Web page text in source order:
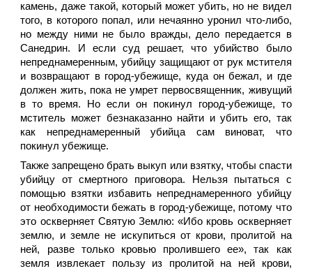
камень, даже такой, который может убить, но не видел
того, в которого попал, или нечаянно уронил что-либо,
но между ними не было вражды, дело передается в
Санедрин. И если суд решает, что убийство было
непреднамеренным, убийцу защищают от рук мстителя
и возвращают в город-убежище, куда он бежал, и где
должен жить, пока не умрет первосвященник, живущий
в то время. Но если он покинул город-убежище, то
мститель может безнаказанно найти и убить его, так
как непреднамеренный убийца сам виноват, что
покинул убежище.
Также запрещено брать выкуп или взятку, чтобы спасти
убийцу от смертного приговора. Нельзя пытаться с
помощью взятки избавить непреднамеренного убийцу
от необходимости бежать в город-убежище, потому что
это оскверняет Святую Землю: «Ибо кровь оскверняет
землю, и земле не искупиться от крови, пролитой на
ней, разве только кровью пролившего ее», так как
земля извлекает пользу из пролитой на ней крови,